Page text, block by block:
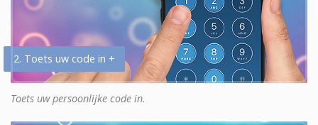
2. Toets uw code in +
Toets uw persoonlijke code in.